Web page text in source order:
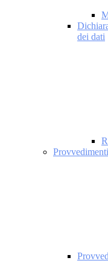
dei dati
Provvedimenti